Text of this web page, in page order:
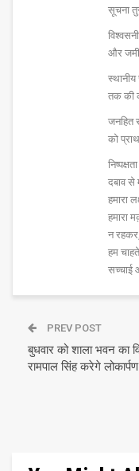
सूचना
और
तक की
जनहित
को
दबाव से
हमारा
हमारा
न
हम
सच्चाई
PREV POST
बुधवार को शाला भवन का
रामपाल सिंह करेगे लोकार्पण